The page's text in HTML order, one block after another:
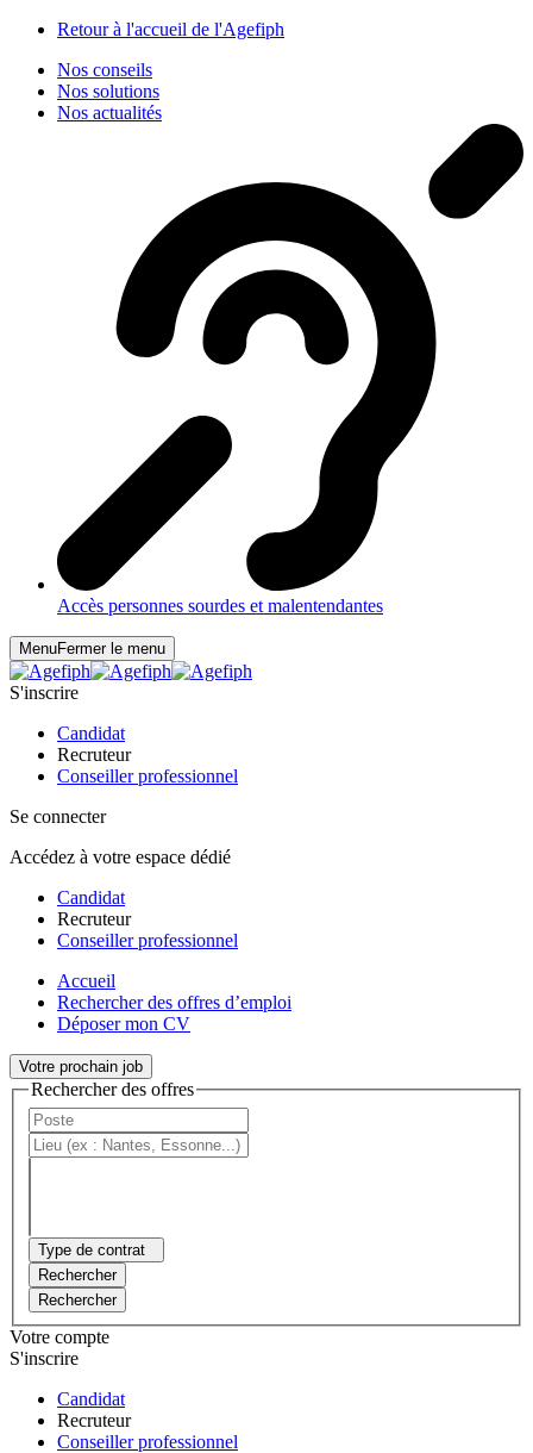
Retour à l'accueil de l'Agefiph
Nos conseils
Nos solutions
Nos actualités
Accès personnes sourdes et malentendantes
MenuFermer le menu
S'inscrire
Candidat
Recruteur
Conseiller professionnel
Se connecter
Accédez à votre espace dédié
Candidat
Recruteur
Conseiller professionnel
Accueil
Rechercher des offres d’emploi
Déposer mon CV
Votre prochain job
Rechercher des offres
Type de contrat
Rechercher
Rechercher
Votre compte
S'inscrire
Candidat
Recruteur
Conseiller professionnel